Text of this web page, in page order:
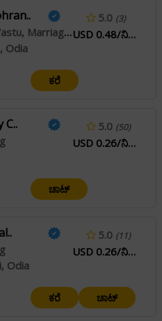
Kp System, Vastu, Marriage Matching
Odia
5.0 (3)
USD 0.48/ನಿಮಿಷ
ಕರೆ
5.0 (50)
USD 0.26/ನಿಮಿಷ
ಚಾಟ್
Odia
5.0 (11)
USD 0.26/ನಿಮಿಷ
ಕರೆ ಚಾಟ್